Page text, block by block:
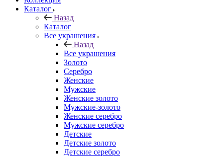
Каталог
Назад
Каталог
Все украшения
Назад
Все украшения
Золото
Серебро
Женские
Мужские
Женские золото
Мужские-золото
Женские серебро
Мужские серебро
Детские
Детские золото
Детские серебро